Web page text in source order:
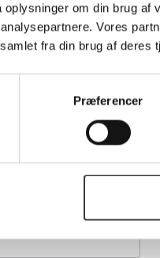
om din brug af
Vores
fra din brug af deres
Præferencer